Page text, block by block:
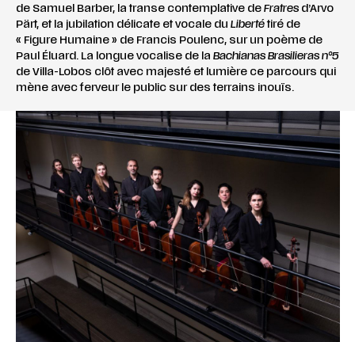
de Samuel Barber, la transe contemplative deFratres d’Arvo
Pärt, et la jubilation délicate et vocale du Libertétiré de
« Figure Humaine » de Francis Poulenc, sur un poème de
Paul Éluard. La longue vocalise de la Bachianas Brasilierasn°5
de Villa-Lobos clôt avec majesté et lumière ce parcours qui
mène avec ferveur le public sur des terrains inouïs.